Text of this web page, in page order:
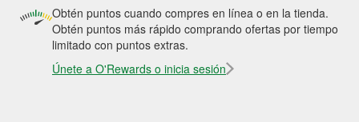
Obtén puntos cuando compres en línea o en la tienda.
Obtén puntos más rápido comprando ofertas por tiempo
limitado con puntos extras.
Únete a O'Rewards o inicia sesión